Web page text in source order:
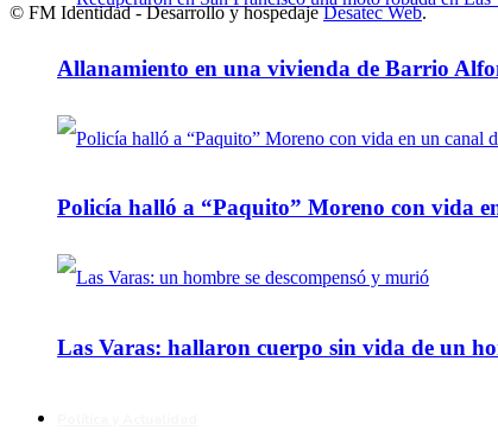
Allanamiento en una vivienda de Barrio
Policía halló a “Paquito” Moreno con vida
Las Varas: hallaron cuerpo sin vida de un
© FM Identidad - Desarrollo y hospedajeDesatec Web.